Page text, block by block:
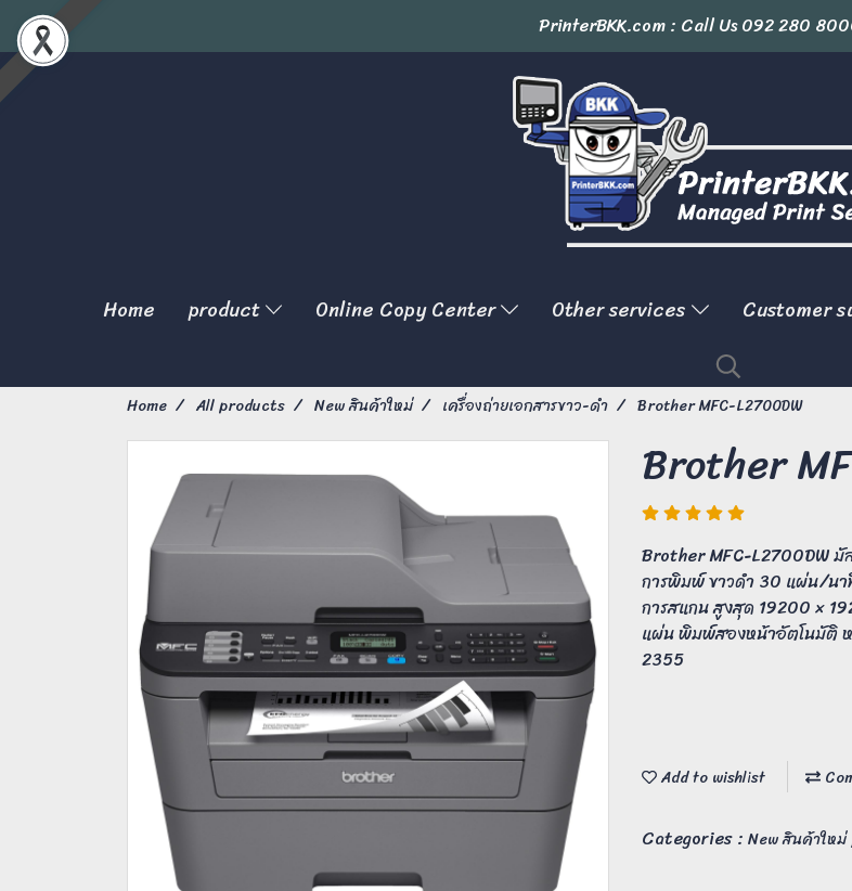
PrinterBKK.com : Call Us092 280
Home product Online Copy Center Other services Customer
Home All products New สินค้าใหม่ เครื่องถ่ายเอกสารขาว-ดำ Brother MFC-L2700DW
Brother
Brother MFC-L2700DW
การพิมพ์ ขาวดำ 30 แผ่น/นา
การสแกน สูงสุด 19200 ×
แผ่น พิมพ์สองหน้าอัตโนมัติ ห
2355
Add to wishlist
Categories : New สินค้าใหม่